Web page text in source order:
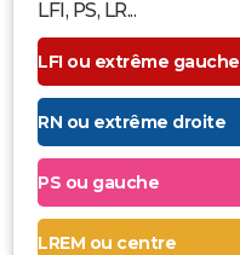
LFI, PS, LR...
LFI ou extrême gauche
RN ou extrême droite
PS ou gauche
LREM ou centre